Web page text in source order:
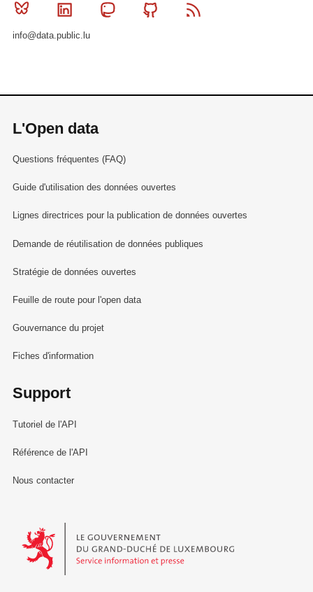
Bluesky Linkedin MastodonGithub
info@data.public.lu
L'Open data
Questions fréquentes (FAQ)
Guide d'utilisation des données ouvertes
Lignes directrices pour la publication de données ouvertes
Demande de réutilisation de données publiques
Stratégie de données ouvertes
Feuille de route pour l'open data
Gouvernance du projet
Fiches d'information
Support
Tutoriel de l'API
Référence de l'API
Nous contacter
Le Gouvernement du Grand-Duché de Luxembourg - Service